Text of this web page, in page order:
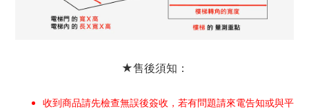
★售後須知：
收到商品請先檢查無誤後簽收，若有問題請來電告知或與平